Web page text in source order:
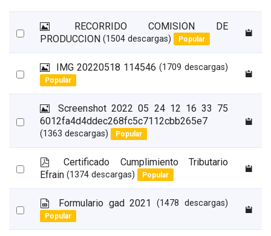
Select
m
g
e
n
RECORRIDO COMISION DE
PRODUCCION (1504 descargas) Popular
Select
m
a
n
IMG 20220518 114546 (1709 descargas)
Popular
Select
m
a
Screenshot 2022 05 24 12 16 33 75
6012fa4d4ddec268fc5c7112cbb265e7
(1363 descargas) Popular
Select
p
d
Certificado Cumplimiento Tributario
Efrain (1374 descargas) Popular
Select
s
p
r
Formulario gad 2021 (1478 descargas)
Popular